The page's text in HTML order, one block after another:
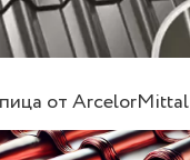
от ArcelorMittal